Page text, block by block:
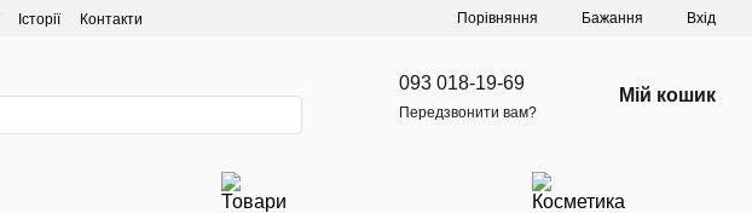
Історії Контакти Порівняння Бажання Вхід
093 018-19-69
Передзвонити вам?
Мій кошик